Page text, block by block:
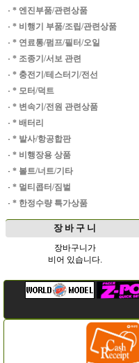
· * 엔진부품/관련상품
· * 비행기 부품/조립/관련상품
· * 연료통/펌프/필터/오일
· * 조종기/서보 관련
· * 충전기/테스터기/전선
· * 모터/덕트
· * 변속기/전원 관련상품
· * 배터리
· * 발사/항공합판
· * 비행장용 상품
· * 볼트/너트/기타
· * 멀티콥터/짐벌
· * 한정수량 특가상품
장 바 구 니
장바구니가
비어 있습니다.